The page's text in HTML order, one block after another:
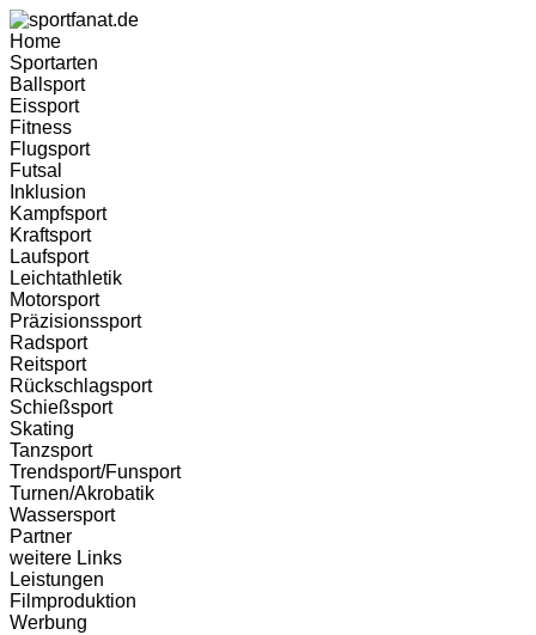
Zum
Inhalt
wechseln
Home
Sportarten
Ballsport
Eissport
Fitness
Flugsport
Futsal
Inklusion
Kampfsport
Kraftsport
Laufsport
Leichtathletik
Motorsport
Präzisionssport
Radsport
Reitsport
Rückschlagsport
Schießsport
Skating
Tanzsport
Trendsport/Funsport
Turnen/Akrobatik
Wassersport
Partner
weitere Links
Leistungen
Filmproduktion
Werbung